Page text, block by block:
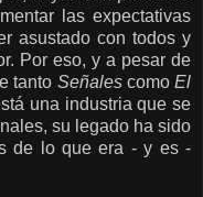
las expectativas
asustado con todos y
Por eso, y a pesar de
tanto SeñalescomoEl
una industria que se
su legado ha sido
de lo que era - y es -